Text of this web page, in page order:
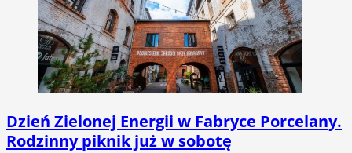
Dzień Zielonej Energii w Fabryce Porcelany.
Rodzinny piknik już w sobotę